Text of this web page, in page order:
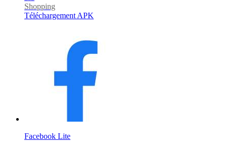
Shopping
Téléchargement APK
Facebook Lite